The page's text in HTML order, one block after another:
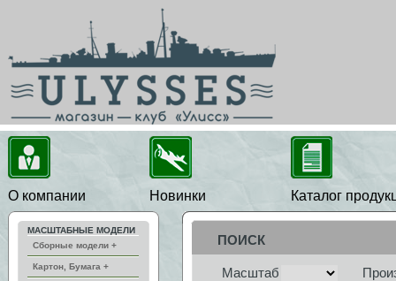
О компании Новинки Каталог
МАСШТАБНЫЕ МОДЕЛИ
Сборные модели +
Картон, Бумага +
ПОИСК
Масштаб